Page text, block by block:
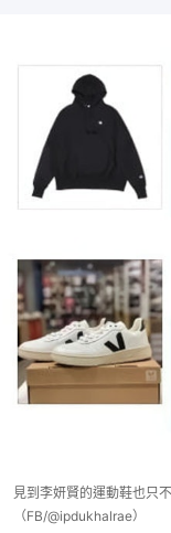
見到李妍賢的運動鞋也只
（FB/@ipdukhalrae）